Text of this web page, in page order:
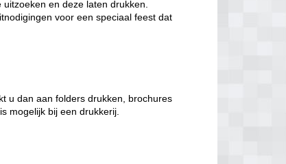
en deze laten drukken.
voor een speciaal feest dat
u dan aan folders drukken, brochures
mogelijk bij een drukkerij.